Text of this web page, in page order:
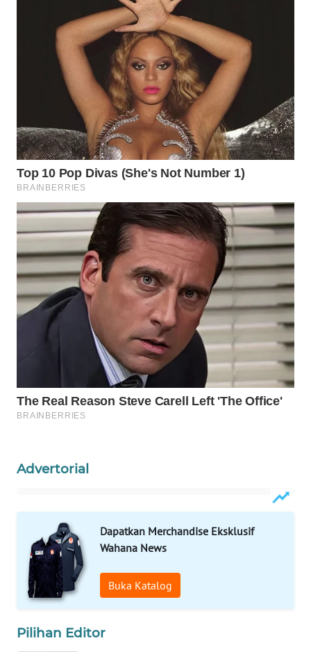
Advertorial
Dapatkan Merchandise Eksklusif
Wahana News
Buka Katalog
Pilihan Editor
WAHANA
WAHANA
ADVOKAT
WAHANA
INFRASTRUKTUR
WAHANA
WAHANA
LISTRIK
WAHANA
TRAVEL
WAHANANEWS
ID
WAHANA
SPORT
WAHANA
UMKM